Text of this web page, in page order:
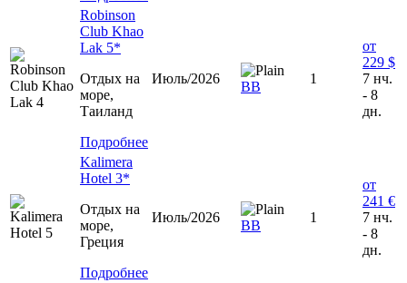
Robinson
Club Khao
Lak 5*
Отдых на
море,
Таиланд
Подробнее
Июль/2026
BB
1
от
229 $
7 нч.
- 8
дн.
Kalimera
Hotel 3*
Отдых на
море,
Греция
Подробнее
Июль/2026
BB
1
от
241 €
7 нч.
- 8
дн.